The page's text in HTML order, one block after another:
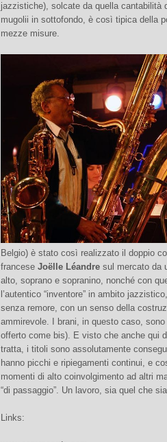
jazzistiche), solcate da quella cantabilità
mugolii in sottofondo, è così tipica della
mezze misure.
Belgio) è stato così realizzato il doppio
francese Joëlle Léandre sul mercato da
alto, soprano e sopranino, nonché con
l’autentico “inventore” in ambito
senza remore, con un senso della
ammirevole. I brani, in questo caso,
offerto come bis). E visto che anche qui
tratta, i titoli sono assolutamente
hanno picchi e ripiegamenti continui, e
momenti di alto coinvolgimento ad altri
“di passaggio”. Un lavoro, sia quel che
Links: